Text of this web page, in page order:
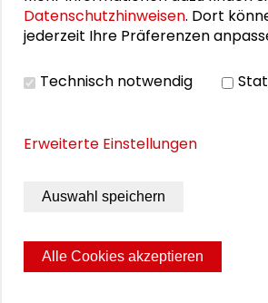
Gesellschaftswissenschaften.
Datenschutzhinweisen. Dort
jederzeit Ihre Präferenzen
Technisch notwendig
Erweiterte Einstellungen
Auswahl speichern
Alle Cookies akzeptieren